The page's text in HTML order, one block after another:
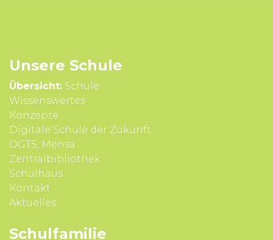
Unsere Schule
Übersicht: Schule
Wissens­wertes
Konzepte
Digitale Schule der Zukunft
OGTS, Mensa
Zentralbibliothek
Schulhaus
Kontakt
Aktuelles
Schul­familie